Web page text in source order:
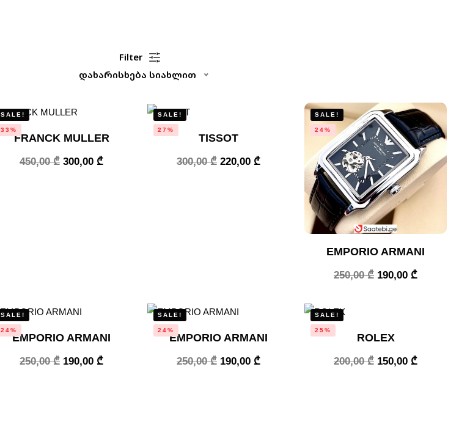
Filter
დახარისხება სიახლით
SALE!
33%
FRANCK MULLER
450,00₾ 300,00 ₾
SALE!
27%
TISSOT
300,00₾ 220,00 ₾
SALE!
24%
EMPORIO ARMANI
250,00₾ 190,00 ₾
SALE!
24%
EMPORIO ARMANI
250,00₾ 190,00 ₾
SALE!
24%
EMPORIO ARMANI
250,00₾ 190,00 ₾
SALE!
25%
ROLEX
200,00₾ 150,00 ₾